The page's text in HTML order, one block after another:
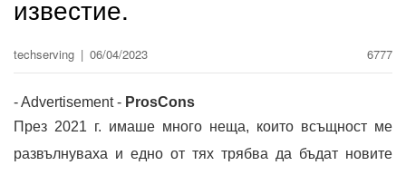
известие.
techserving | 06/04/2023 6777
- Advertisement - ProsCons
През 2021 г. имаше много неща, които всъщност ме
развълнуваха и едно от тях трябва да бъдат новите